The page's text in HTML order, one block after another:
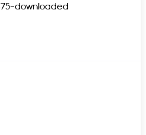
downloaded